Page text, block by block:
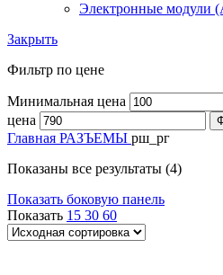
Электронные модули
Закрыть
Фильтр по цене
Минимальная цена
цена
Главная РАЗЪЕМЫ рш_рг
Показаны все результаты (4)
Показать боковую панель
Показать 15 30 60